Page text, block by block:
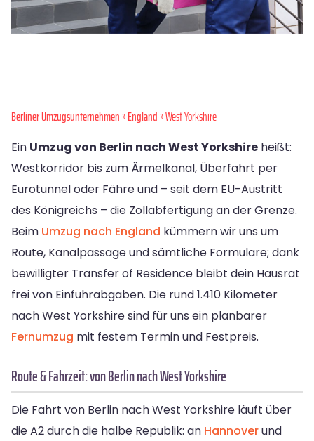
Berliner Umzugsunternehmen»England» West Yorkshire
Ein Umzug von Berlin nach West Yorkshire heißt:
Westkorridor bis zum Ärmelkanal, Überfahrt per
Eurotunnel oder Fähre und – seit dem EU-Austritt
des Königreichs – die Zollabfertigung an der Grenze.
Beim Umzug nach England kümmern wir uns um
Route, Kanalpassage und sämtliche Formulare; dank
bewilligter Transfer of Residence bleibt dein Hausrat
frei von Einfuhrabgaben. Die rund 1.410 Kilometer
nach West Yorkshire sind für uns ein planbarer
Fernumzug mit festem Termin und Festpreis.
Route & Fahrzeit: von Berlin nach West Yorkshire
Die Fahrt von Berlin nach West Yorkshire läuft über
die A2 durch die halbe Republik: an Hannoverund